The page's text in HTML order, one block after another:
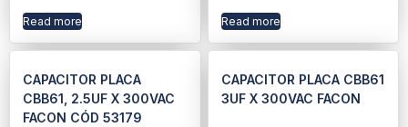
Read more Read more
CAPACITOR PLACA
CBB61, 2.5UF X 300VAC
FACON CÓD 53179
CAPACITOR PLACA CBB61
3UF X 300VAC FACON